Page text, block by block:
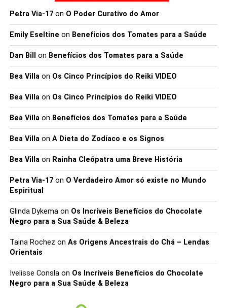
Petra Via-17on O Poder Curativo do Amor
Emily Eseltine on Benefícios dos Tomates para a Saúde
Dan Bill on Benefícios dos Tomates para a Saúde
Bea Villaon Os Cinco Princípios do Reiki VIDEO
Bea Villaon Os Cinco Princípios do Reiki VIDEO
Bea Villaon Benefícios dos Tomates para a Saúde
Bea Villaon A Dieta do Zodíaco e os Signos
Bea Villaon Rainha Cleópatra uma Breve História
Petra Via-17on O Verdadeiro Amor só existe no Mundo
Espiritual
Glinda Dykemaon Os Incríveis Benefícios do Chocolate
Negro para a Sua Saúde & Beleza
Taina Rochez on As Origens Ancestrais do Chá – Lendas
Orientais
Ivelisse Conslaon Os Incríveis Benefícios do Chocolate
Negro para a Sua Saúde & Beleza